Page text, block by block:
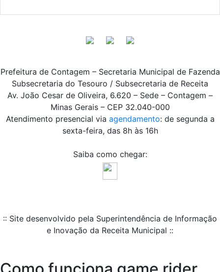
Prefeitura de Contagem – Secretaria Municipal de Fazenda
Subsecretaria do Tesouro / Subsecretaria de Receita
Av. João Cesar de Oliveira, 6.620 – Sede – Contagem –
Minas Gerais – CEP 32.040-000
Atendimento presencial via agendamento: de segunda a
sexta-feira, das 8h às 16h
Saiba como chegar:
:: Site desenvolvido pela Superintendência de Informação
e Inovação da Receita Municipal ::